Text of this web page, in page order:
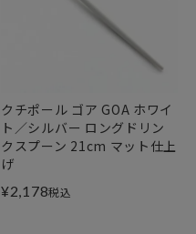
クチポール ゴア GOA ホワイ
ト／シルバー ロングドリン
クスプーン 21cm マット仕上
げ
¥2,178税込